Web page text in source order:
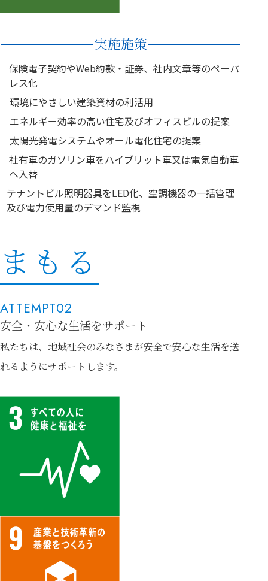
実施施策
保険電子契約やWeb約款・証券、社内文章等のペーパ
レス化
環境にやさしい建築資材の利活用
エネルギー効率の高い住宅及びオフィスビルの提案
太陽光発電システムやオール電化住宅の提案
社有車のガソリン車をハイブリット車又は電気自動車
へ入替
テナントビル照明器具をLED化、空調機器の一括管理
及び電力使用量のデマンド監視
まもる
ATTEMPT02
安全・安心な生活をサポート
私たちは、地域社会のみなさまが安全で安心な生活を送
れるようにサポートします。